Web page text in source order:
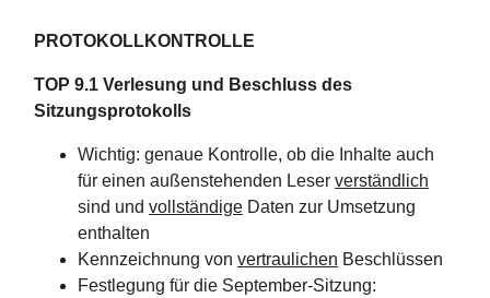
PROTOKOLLKONTROLLE
TOP 9.1 Verlesung und Beschluss des
Sitzungsprotokolls
Wichtig: genaue Kontrolle, ob die Inhalte auch
für einen außenstehenden Leser verständlich
sind und vollständige Daten zur Umsetzung
enthalten
Kennzeichnung von vertraulichen Beschlüssen
Festlegung für die September-Sitzung: